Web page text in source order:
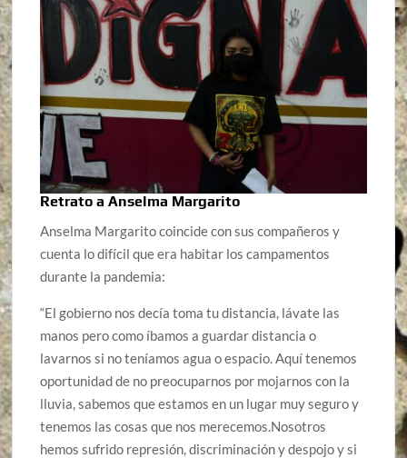
Retrato a Anselma Margarito
Anselma Margarito coincide con sus compañeros y
cuenta lo difícil que era habitar los campamentos
durante la pandemia:
“El gobierno nos decía toma tu distancia, lávate las
manos pero como íbamos a guardar distancia o
lavarnos si no teníamos agua o espacio. Aquí tenemos
oportunidad de no preocuparnos por mojarnos con la
lluvia, sabemos que estamos en un lugar muy seguro y
tenemos las cosas que nos merecemos.Nosotros
hemos sufrido represión, discriminación y despojo y si